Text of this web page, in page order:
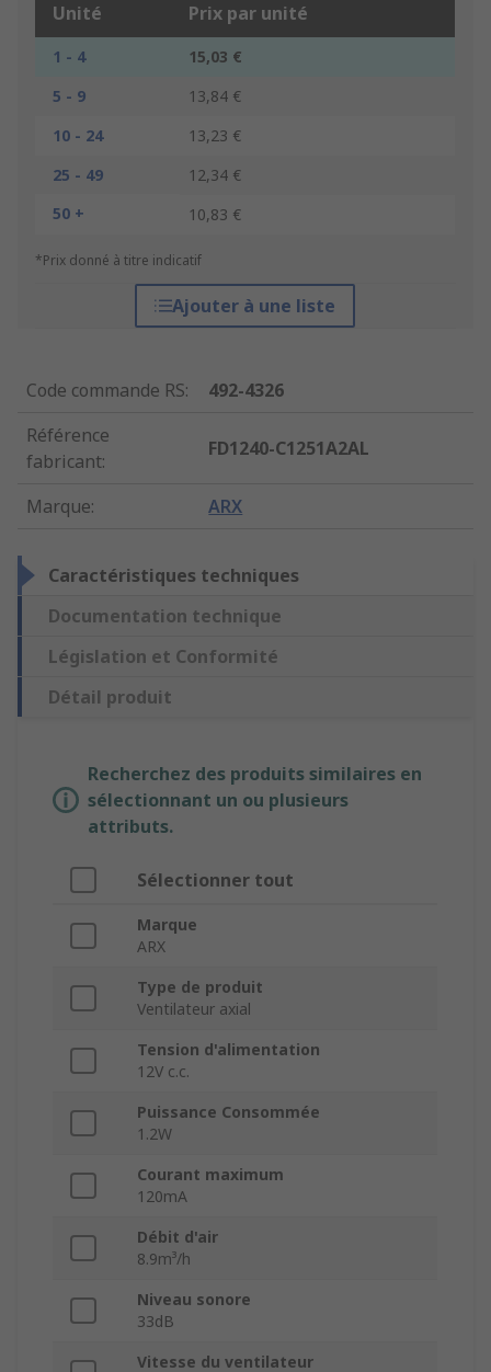
Unité Prix par unité
1 - 4
15,03 €
5 - 9
13,84 €
10 - 24
13,23 €
25 - 49
12,34 €
50 +
10,83 €
*Prix donné à titre indicatif
Ajouter à une liste
Code commande RS:
492-4326
Référence
fabricant:
FD1240-C1251A2AL
Marque: ARX
Caractéristiques techniques
Documentation technique
Législation et Conformité
Détail produit
Recherchez des produits similaires en
sélectionnant un ou plusieurs
attributs.
Sélectionner tout
Marque
ARX
Type de produit
Ventilateur axial
Tension d'alimentation
12V c.c.
Puissance Consommée
1.2W
Courant maximum
120mA
Débit d'air
8.9m³/h
Niveau sonore
33dB
Vitesse du ventilateur